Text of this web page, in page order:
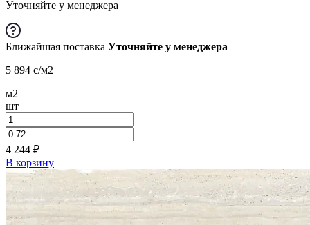
Уточняйте у менеджера
Ближайшая поставка Уточняйте у менеджера
5 894 c/м2
м2
шт
4 244 ₽
В корзину